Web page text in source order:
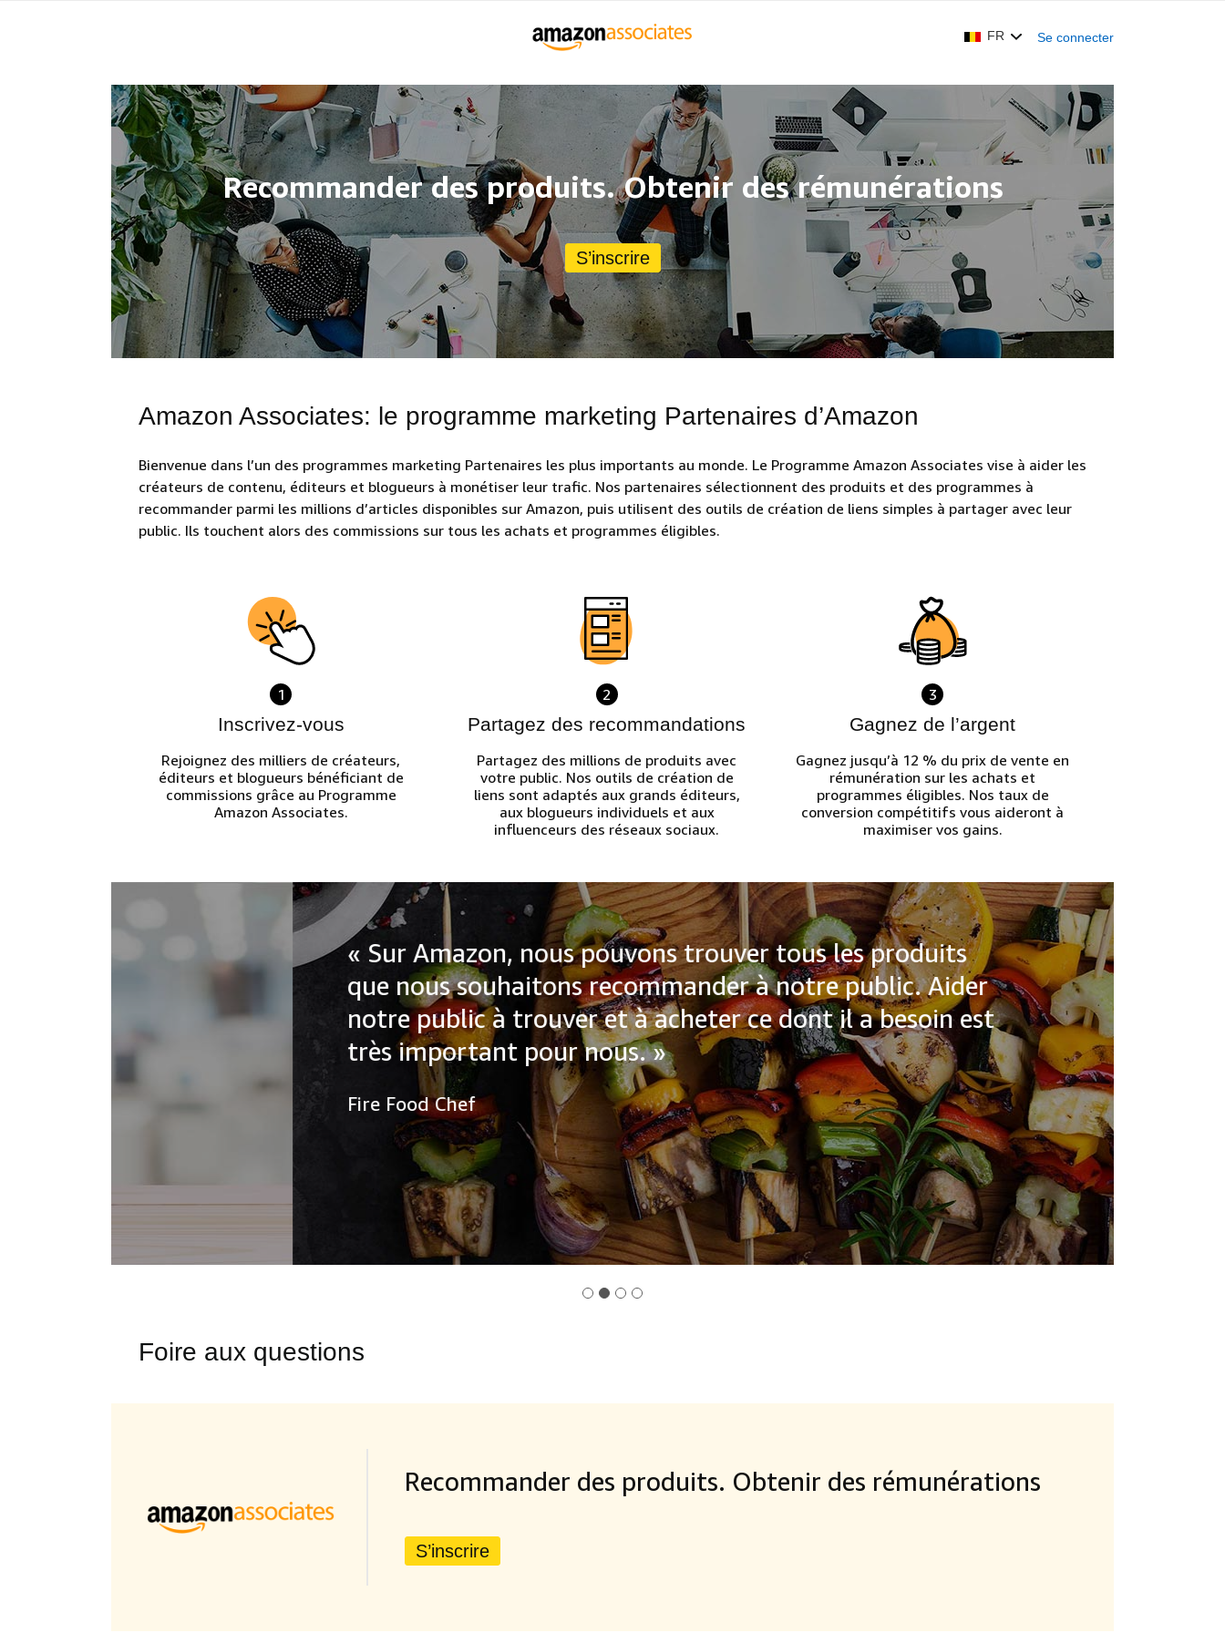
FR Se connecter
Recommander des produits. Obtenir des rémunérations
S’inscrire
Amazon Associates: le programme marketing Partenaires d’Amazon
Bienvenue dans l’un des programmes marketing Partenaires les plus importants au monde. Le Programme Amazon Associates vise à aider les
créateurs de contenu, éditeurs et blogueurs à monétiser leur trafic. Nos partenaires sélectionnent des produits et des programmes à
recommander parmi les millions d’articles disponibles sur Amazon, puis utilisent des outils de création de liens simples à partager avec leur
public. Ils touchent alors des commissions sur tous les achats et programmes éligibles.
1
Inscrivez-vous
Rejoignez des milliers de créateurs,
éditeurs et blogueurs bénéficiant de
commissions grâce au Programme
Amazon Associates.
2
Partagez des recommandations
Partagez des millions de produits avec
votre public. Nos outils de création de
liens sont adaptés aux grands éditeurs,
aux blogueurs individuels et aux
influenceurs des réseaux sociaux.
3
Gagnez de l’argent
Gagnez jusqu’à 12 % du prix de vente en
rémunération sur les achats et
programmes éligibles. Nos taux de
conversion compétitifs vous aideront à
maximiser vos gains.
« Sur Amazon, nous pouvons trouver tous les produits
que nous souhaitons recommander à notre public. Aider
notre public à trouver et à acheter ce dont il a besoin est
très important pour nous. »
Fire Food Chef
Foire aux questions
Recommander des produits. Obtenir des rémunérations
S’inscrire